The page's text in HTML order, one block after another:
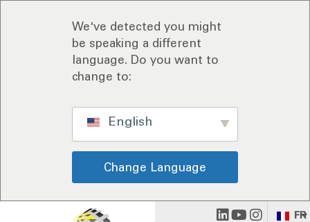
We've detected you might
be speaking a different
language. Do you want to
change to:
English
Change Language
FR